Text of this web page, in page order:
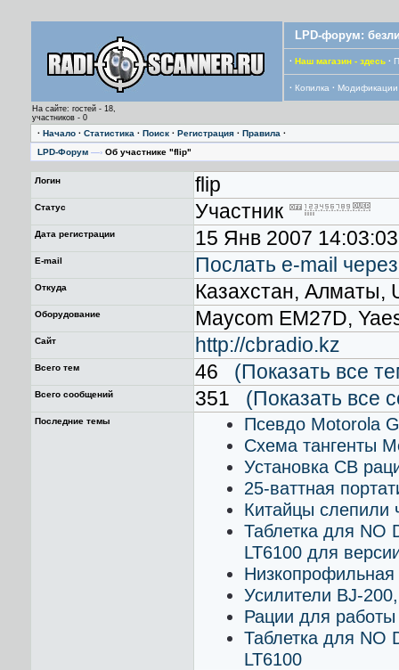
LPD-форум:
· Наш магазин - здесь ·
· Копилка · Модификации
На сайте: гостей - 18,
участников - 0
· Начало · Статистика · Поиск · Регистрация · Правила ·
LPD-Форум —› Об участнике "flip"
Логин flip
Статус Участник
Дата регистрации 15 Янв 2007 14:03:03
E-mail Послать е-mail
Откуда Казахстан, Алматы,
Оборудование Maycom EM27D,
Сайт http://cbradio.kz
Всего тем 46 (Показать все
Всего сообщений 351 (Показать все
Последние темы
Псевдо Motorola
Схема тангенты
Установка СВ
25-ваттная
Китайцы слепили
Таблетка для NO
LT6100 для
Низкопрофильная
Усилители BJ-
Рации для
Таблетка для NO
LT6100